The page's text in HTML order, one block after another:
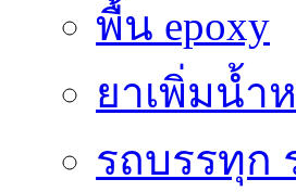
พื้น epoxy
ยาเพิ่มน้ำ
รถบรรทุก